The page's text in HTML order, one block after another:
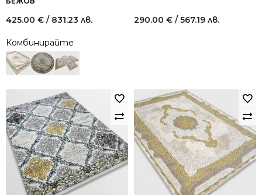
425.00 € / 831.23 лв.
Комбинирайте
290.00 € / 567.19 лв.